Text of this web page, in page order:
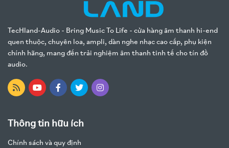
TecHland-Audio - Bring Music To Life - cửa hàng âm thanh hi-end
quen thuộc, chuyên loa, ampli, dàn nghe nhạc cao cấp, phụ kiện
chính hãng, mang đến trải nghiệm âm thanh tinh tế cho tín đồ
audio.
Thông tin hữu ích
Chính sách và quy định